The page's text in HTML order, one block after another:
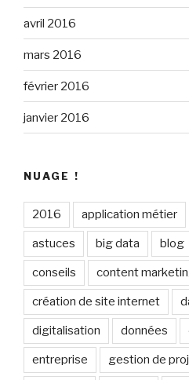
avril 2016
mars 2016
février 2016
janvier 2016
NUAGE !
2016 application métier
astuces big data blog
conseils content
création de site internet
digitalisation données
entreprise gestion de